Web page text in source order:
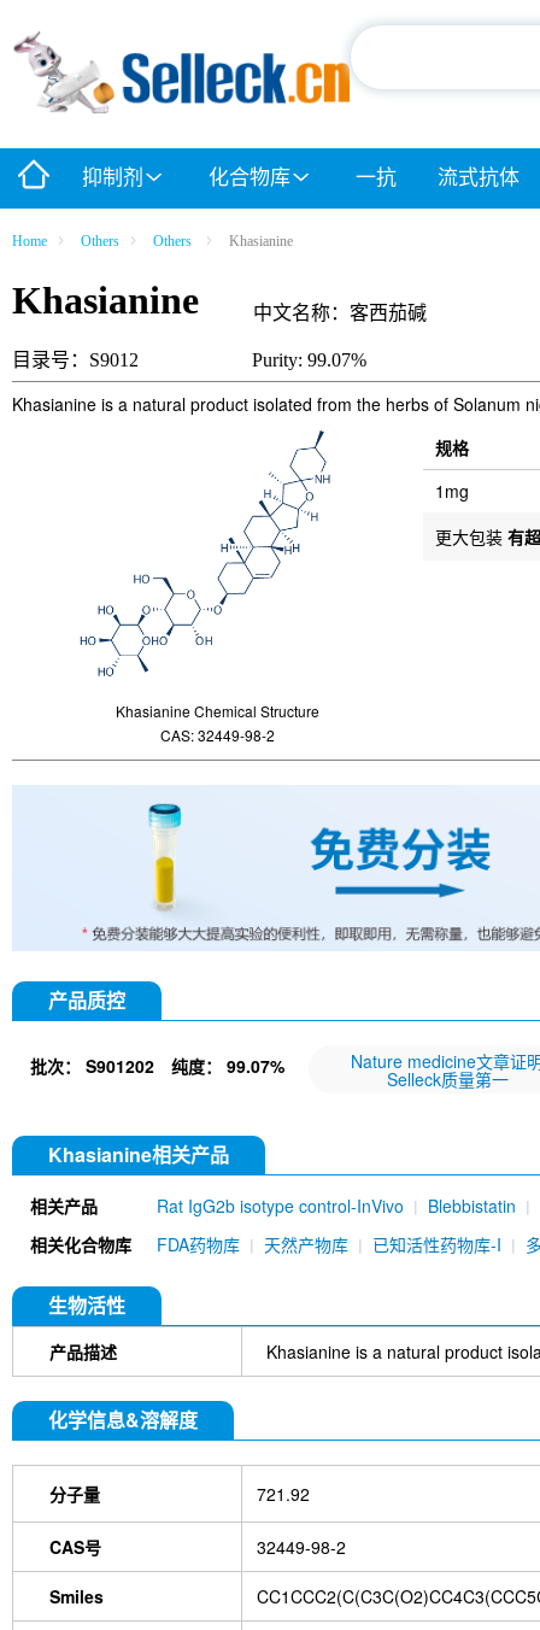
抑制剂 化合物库 一抗 流式抗体
Home Others Others Khasianine
Khasianine 中文名称：客西茄碱
目录号：S9012 Purity: 99.07%
Khasianine is a natural product isolated from the herbs of Solanum
Khasianine Chemical Structure
CAS: 32449-98-2
规格
1mg
更大包装 有
产品质控
批次： S901202 纯度： 99.07% Nature medicine文章证
Selleck质量第一
Khasianine相关产品
相关产品 Rat IgG2b isotype control-InVivo
Blebbistatin
MU)
Rat IgG1 isotype control-InVivo
Farrerol
Chlorogenic Acid
2,2,2-Tribromoethanol
Hydroxytyrosol
D-(+)-Trehalose
Hyaluronic acid (Hyaluronan)
GSK805
Pamrevlumab (anti-CTGF)
Bromhexine HCl
E7820
Sphingosine HQNO
Iodoacetamide
(Rabbit mAb) [B17N21]
Fetuin, Fetal Bovine
Molsidomine
N-Acetylneuraminic acid
Madecassoside
β-
Anethole trithione
Acetylglucosamine
Creatine monohydrate
Itaconic acid Hypromellose
EGCG Octaacetate
BOS-318 IM-54
C381
相关化合物库 FDA药物库 天然产物库 已知活性药物库-I
生物活性
产品描述 Khasianine is a natural product
化学信息&溶解度
分子量 721.92
CAS号 32449-98-2
Smiles